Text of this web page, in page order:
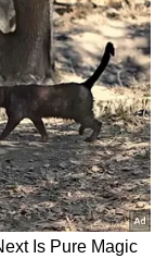
వచ్చి రాణి తో
రాజాకి షుగర్